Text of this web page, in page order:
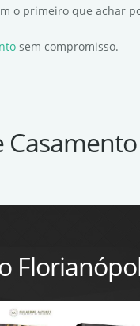
o primeiro que achar
sem compromisso.